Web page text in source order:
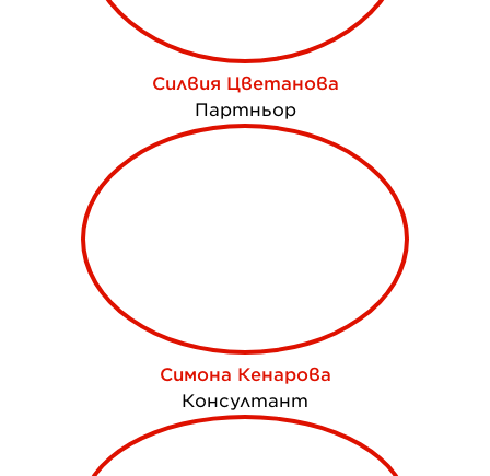
Силвия Цветанова
Партньор
Симона Кенарова
Консултант